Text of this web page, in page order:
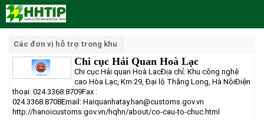
Trang Chủ
Giới thiệu
Lịch sử hình thành và phát triển
Tầm nhìn - Sứ mệnh
Lãnh đạo Ban Quản lý
Tin tức - sự kiện
Ban Quản lý Khu
Chính sách mới
Quy hoạch
Quy hoạch tổng thể
Ưu thế
Các đơn vị hỗ trợ trong khu
Chi cục Hải Quan Hoà Lạc
Chi cục Hải quan Hoà LạcĐịa chỉ: Khu công nghệ
cao Hòa Lạc, Km 29, Đại lộ Thăng Long, Hà NộiĐiện
thoại: 024.3368.8709Fax :
024.3368.8708Email: Haiquanhatay.han@customs.gov.vn
http://hanoicustoms.gov.vn/hqhn/about/co-cau-to-chuc.html